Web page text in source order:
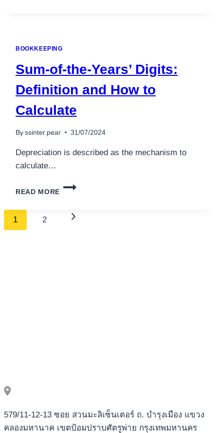
THE
TYPES
COSTS
BUSINESS
BOOKKEEPING
Sum-of-the-Years’ Digits:
Definition and How to
Calculate
By ssinter.pear 31/07/2024
Depreciation is described as the mechanism to
calculate…
READ MORE
SUM-
YEARS’
Page
1 2
Next
579/11-12-13 ซอย สวนมะลิเซ็นเตอร์ ถ. บำรุงเมือง แขวง
คลองมหานาค เขตป้อมปราบศัตรูพ่าย กรุงเทพมหานคร